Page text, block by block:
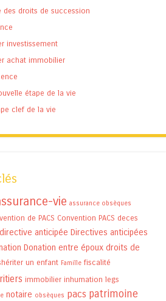
des droits de succession
investissement
achat immobilier
étape de la vie
clef de la vie
vie assurance obsèques
de PACS Convention PACS deces
directive anticipée Directives anticipées
Donation entre époux droits de
un enfant Famille fiscalité
immobilier inhumation legs
notaire obsèques pacs patrimoine